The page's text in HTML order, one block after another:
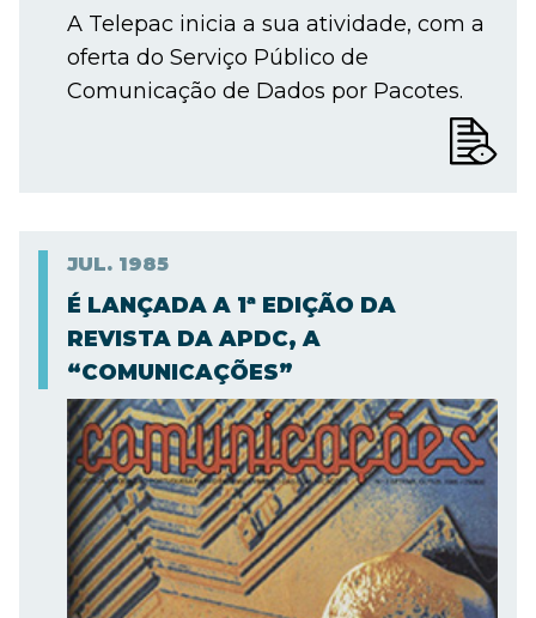
A Telepac inicia a sua atividade, com a
oferta do Serviço Público de
Comunicação de Dados por Pacotes.
JUL. 1985
É LANÇADA A 1ª EDIÇÃO DA
REVISTA DA APDC, A
“COMUNICAÇÕES”